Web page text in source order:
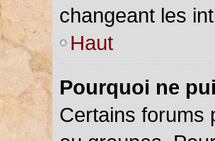
changeant les
Haut
Pourquoi ne
Certains forums